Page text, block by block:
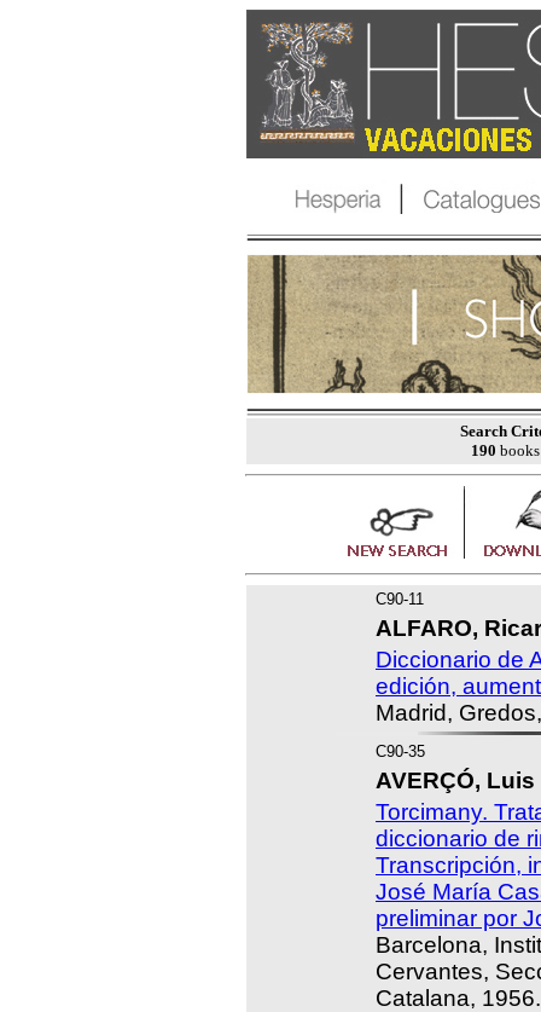
Search
190
C90-11
ALFARO,
Diccionario de
edición,
Madrid,
C90-35
AVERÇÓ, Luis
Torcimany.
diccionario de
Transcripción,
José María
preliminar por
Barcelona,
Cervantes,
Catalana, 1956.